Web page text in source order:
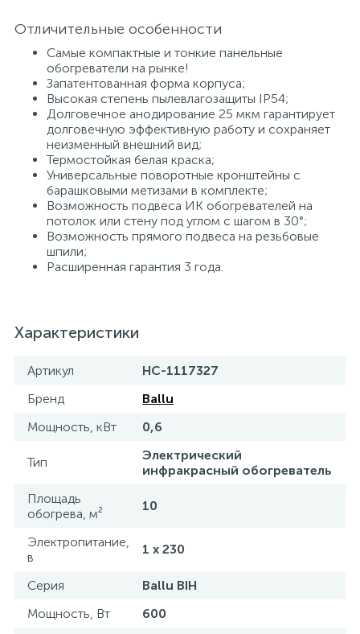
Отличительные особенности
Самые компактные и тонкие панельные
обогреватели на рынке!
Запатентованная форма корпуса;
Высокая степень пылевлагозащиты IP54;
Долговечное анодирование 25 мкм гарантирует
долговечную эффективную работу и сохраняет
неизменный внешний вид;
Термостойкая белая краска;
Универсальные поворотные кронштейны с
барашковыми метизами в комплекте;
Возможность подвеса ИК обогревателей на
потолок или стену под углом с шагом в 30°;
Возможность прямого подвеса на резьбовые
шпили;
Расширенная гарантия 3 года.
Характеристики
Артикул
НС-1117327
Бренд
Ballu
Мощность, кВт
0,6
Тип
Электрический
инфракрасный обогреватель
Площадь
обогрева, м²
10
Электропитание,
в
1 x 230
Серия
Ballu BIH
Мощность, Вт
600